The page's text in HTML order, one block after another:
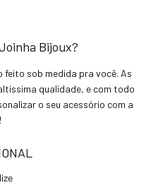
Bijoux?
feito sob medida pra você. As
qualidade, e com todo
o seu acessório com a